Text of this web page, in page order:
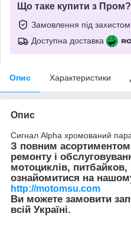
Що таке купити з Пром?
Замовлення під захистом
Доступна доставка
Опис Характеристики
Опис
Сигнал Alpha хромований
З повним асортиментом
ремонту і
мотоциклів,
ознайомитися на
http://motomsu.com
Ви можете замовити
всій Україні.